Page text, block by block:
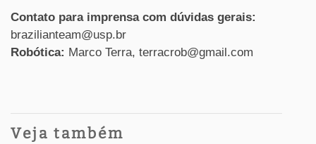
Contato para imprensa com dúvidas gerais:
brazilianteam@usp.br
Robótica: Marco Terra, terracrob@gmail.com
Veja também